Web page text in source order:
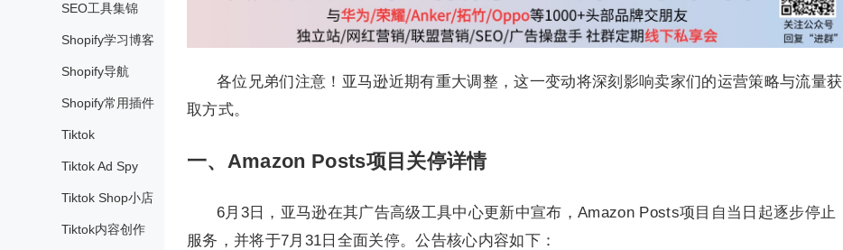
SEO工具集锦
Shopify学习博客
Shopify导航
Shopify常用插件
Tiktok
Tiktok Ad Spy
Tiktok Shop小店
Tiktok内容创作
各位兄弟们注意！亚马逊近期有重大调整，这一变动将深刻影响卖家们的运营策略与流量获
取方式。
一、Amazon Posts项目关停详情
6月3日，亚马逊在其广告高级工具中心更新中宣布，Amazon Posts项目自当日起逐步停止
服务，并将于7月31日全面关停。公告核心内容如下：